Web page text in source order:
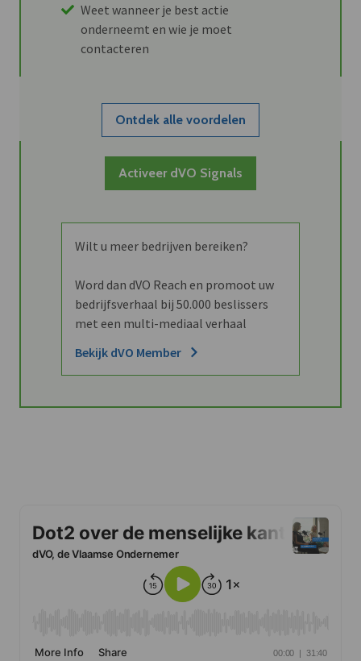
Weet wanneer je best actie
onderneemt en wie je moet
contacteren
Ontdek alle voordelen
Activeer dVO Signals
Wilt u meer bedrijven bereiken?
Word dan dVO Reach en promoot uw
bedrijfsverhaal bij 50.000 beslissers
met een multi-mediaal verhaal
Bekijk dVO Member